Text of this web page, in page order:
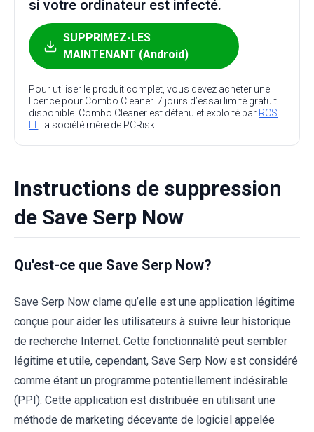
si votre ordinateur est infecté.
SUPPRIMEZ-LES
MAINTENANT (Android)
Pour utiliser le produit complet, vous devez acheter une
licence pour Combo Cleaner. 7 jours d’essai limité gratuit
disponible. Combo Cleaner est détenu et exploité par RCS
LT, la société mère de PCRisk.
Instructions de suppression
de Save Serp Now
Qu'est-ce que Save Serp Now?
Save Serp Now clame qu’elle est une application légitime
conçue pour aider les utilisateurs à suivre leur historique
de recherche Internet. Cette fonctionnalité peut sembler
légitime et utile, cependant, Save Serp Now est considéré
comme étant un programme potentiellement indésirable
(PPI). Cette application est distribuée en utilisant une
méthode de marketing décevante de logiciel appelée